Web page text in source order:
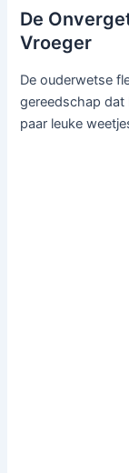
De
Vroeger
De ouderwetse
gereedschap dat
paar leuke